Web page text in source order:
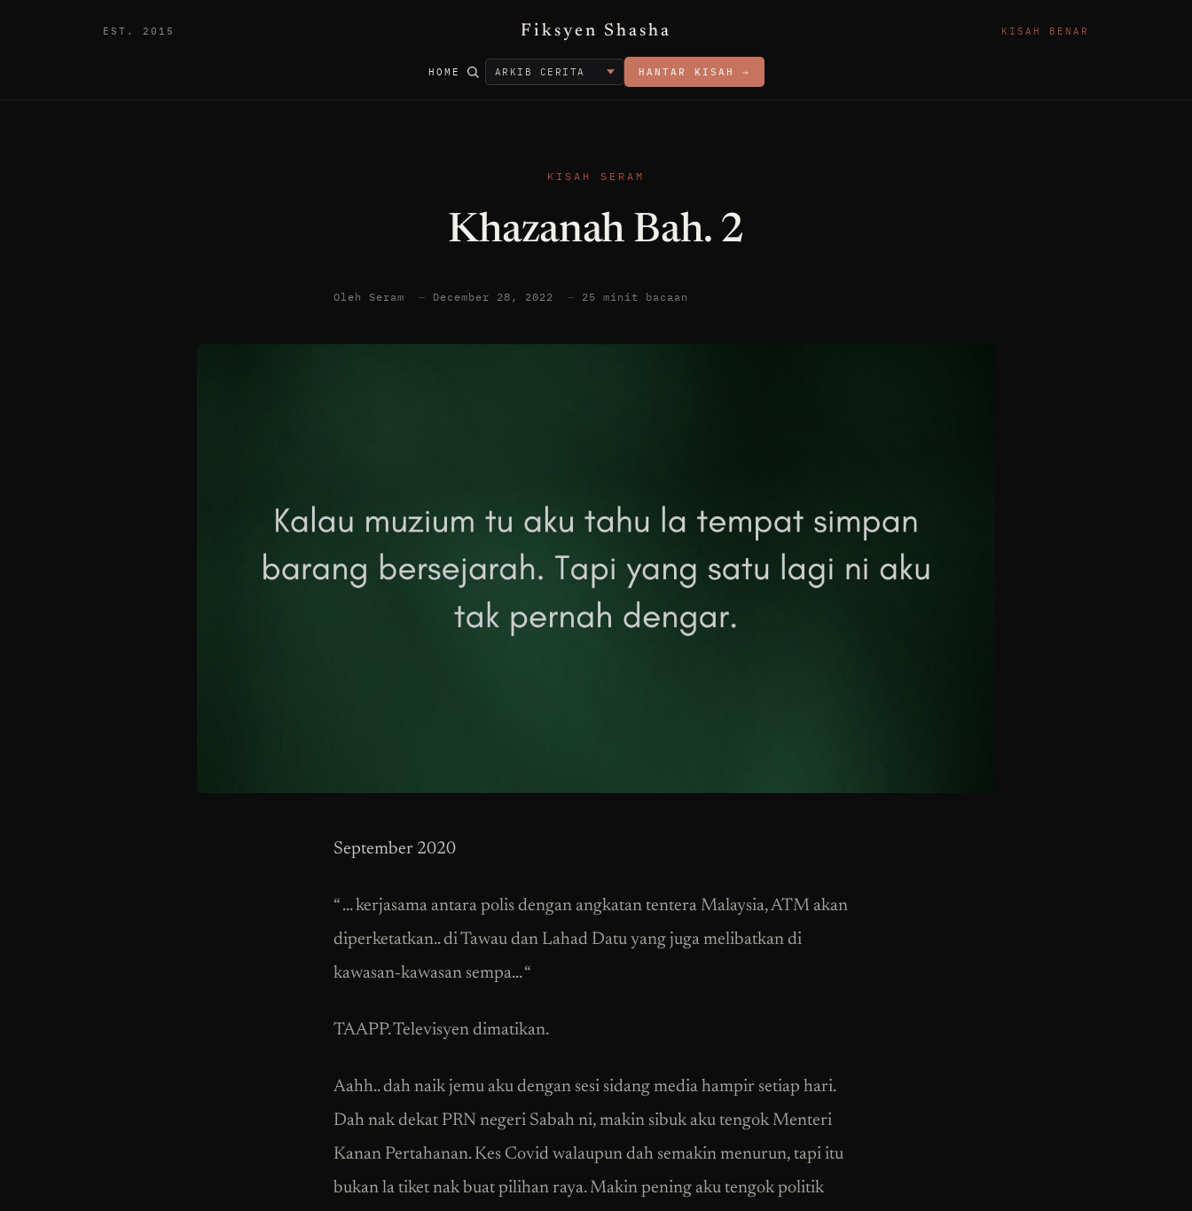
EST. 2015 Fiksyen Shasha KISAH BENAR
HOME HANTAR KISAH →
KISAH SERAM
Khazanah Bah. 2
Oleh Seram — December 28, 2022 — 25 minit bacaan
September 2020
“ … kerjasama antara polis dengan angkatan tentera Malaysia, ATM akan
diperketatkan.. di Tawau dan Lahad Datu yang juga melibatkan di
kawasan-kawasan sempa… “
TAAPP. Televisyen dimatikan.
Aahh.. dah naik jemu aku dengan sesi sidang media hampir setiap hari.
Dah nak dekat PRN negeri Sabah ni, makin sibuk aku tengok Menteri
Kanan Pertahanan. Kes Covid walaupun dah semakin menurun, tapi itu
bukan la tiket nak buat pilihan raya. Makin pening aku tengok politik